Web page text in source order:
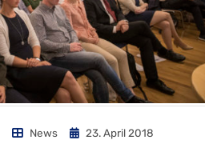
News 23. April 2018